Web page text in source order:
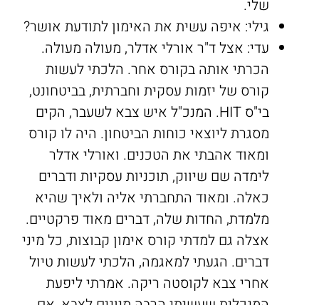
שלי.
גילי: איפה עשית את האימון לתודעת אושר?
עדי: אצל ד"ר אורלי אדלר, מעולה מעולה.
הכרתי אותה בקורס אחר. הלכתי לעשות
קורס של יזמות עסקית וחברתית, בביטחונט,
בי"ס HIT. המנכ"ל איש צבא לשעבר, הקים
מסגרת ליוצאי כוחות הביטחון. היה לו קורס
ומאוד אהבתי את הטכנים. ואורלי אדלר
לימדה שם שיווק, תוכניות עסקיות ודברים
כאלה. ומאוד התחברתי אליה ולאיך שהיא
מלמדת, החדות שלה, דברים מאוד פרקטיים.
אצלה גם למדתי קורס אימון קבוצות, כל מיני
דברים. הגעתי למאגמה, הלכתי לעשות טיול
אחרי צבא לקוסטה ריקה. אמרתי ליפעת